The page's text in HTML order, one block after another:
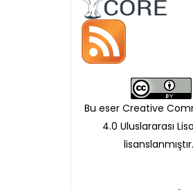
Hakem sürecine alınacak
makaleler için yazarlara
APC ödeme bilgi mesajı
iletilmektedir.
Bu eser Creative
4.0 Uluslararası
lisanslanmıştır.